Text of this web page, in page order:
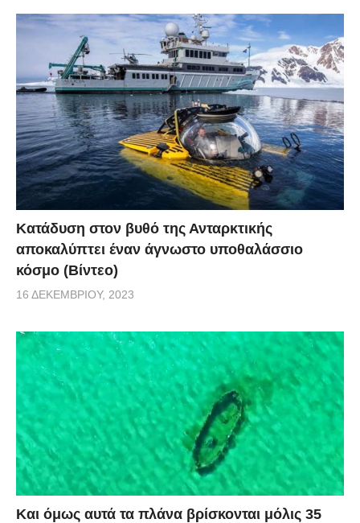
Κατάδυση στον βυθό της Ανταρκτικής
αποκαλύπτει έναν άγνωστο υποθαλάσσιο
κόσμο (Βίντεο)
16 ΔΕΚΕΜΒΡΊΟΥ, 2023
Και όμως αυτά τα πλάνα βρίσκονται μόλις 35